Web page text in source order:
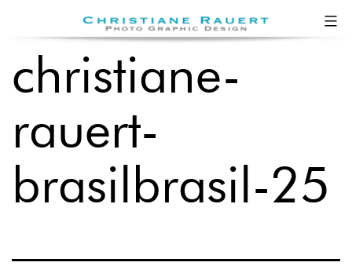
springen
Rauert
christiane-
rauert-
brasilbrasil-25